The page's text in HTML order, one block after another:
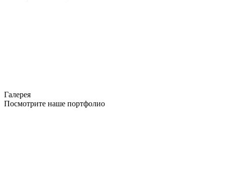
Галерея
Посмотрите наше портфолио